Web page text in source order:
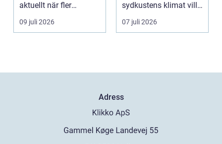
aktuellt när fler
fastighetsägare vill
kombine...
09 juli 2026
sydkustens klimat vill
hitta ett smar...
07 juli 2026
Adress